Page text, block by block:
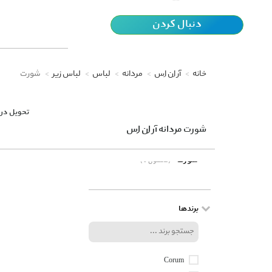
دنبال کردن
تحویل در
خانه آر اِن اِس مردانه لباس لباس زیر شورت
شورت مردانه آر اِن اِس
(0 محصول) شورت
برندها
Corum